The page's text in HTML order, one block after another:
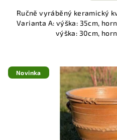
Ručně vyráběný keramický
Varianta A: výška: 35cm,
výška: 30cm,
Novinka